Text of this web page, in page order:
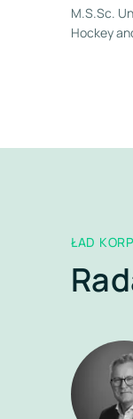
M.S.Sc.
Hockey
ŁAD